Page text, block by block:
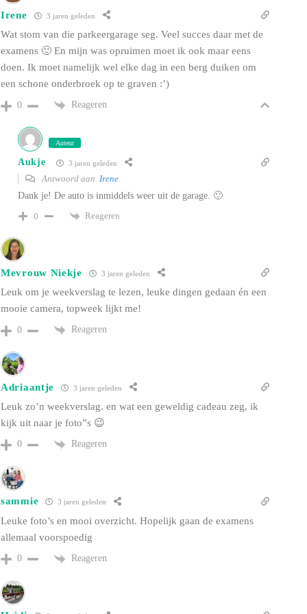
Irene 3 jaren geleden
Wat stom van die parkeergarage seg. Veel succes daar met de
examens 🙂 En mijn was opruimen moet ik ook maar eens
doen. Ik moet namelijk wel elke dag in een berg duiken om
een schone onderbroek op te graven :’)
0 Reageren
Auteur
Aukje 3 jaren geleden
Antwoord aan Irene
Dank je! De auto is inmiddels weer uit de garage. 🙂
0
Reageren
Mevrouw Niekje 3 jaren geleden
Leuk om je weekverslag te lezen, leuke dingen gedaan én een
mooie camera, topweek lijkt me!
0 Reageren
Adriaantje 3 jaren geleden
Leuk zo’n weekverslag. en wat een geweldig cadeau zeg, ik
kijk uit naar je foto”s 😉
0 Reageren
sammie 3 jaren geleden
Leuke foto’s en mooi overzicht. Hopelijk gaan de examens
allemaal voorspoedig
0 Reageren